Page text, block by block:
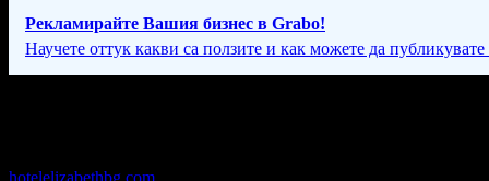
Рекламирайте Вашия бизнес в Grabo!
Научете оттук какви са ползите и как можете да публикувате
hotelelizabethbg.com